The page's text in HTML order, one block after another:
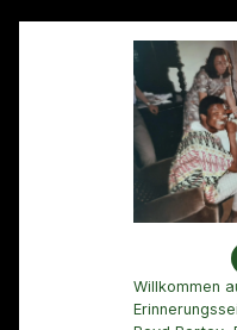
Willkommen